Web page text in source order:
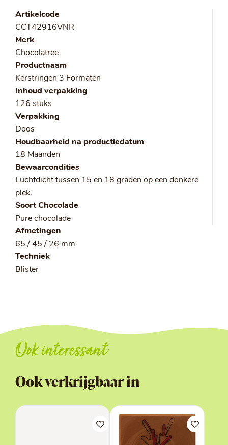
Artikelcode
CCT42916VNR
Merk
Chocolatree
Productnaam
Kerstringen 3 Formaten
Inhoud verpakking
126 stuks
Verpakking
Doos
Houdbaarheid na productiedatum
18 Maanden
Bewaarcondities
Luchtdicht tussen 15 en 18 graden op een donkere
plek.
Soort Chocolade
Pure chocolade
Afmetingen
65 / 45 / 26 mm
Techniek
Blister
Ook interessant
Ook verkrijgbaar in